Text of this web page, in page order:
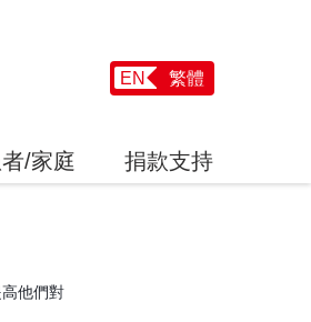
EN 繁體
/家庭 捐款支持
他們對